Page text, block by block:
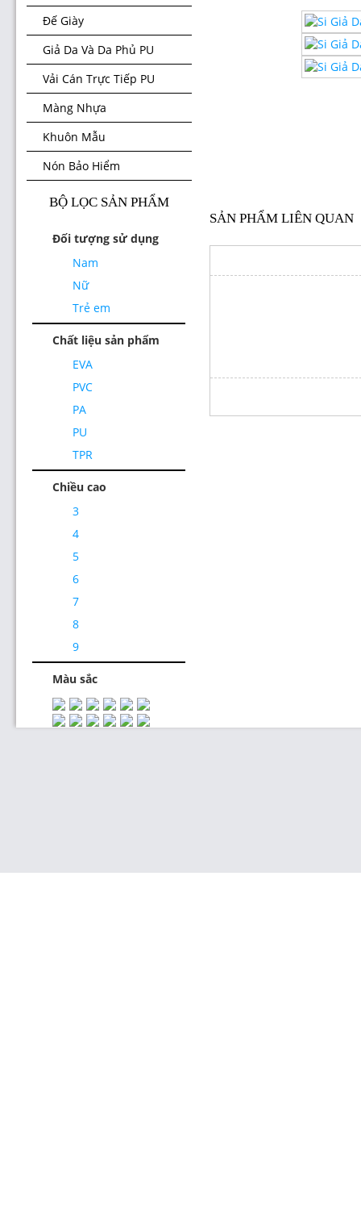
Đế Giày
Giả Da Và Da Phủ PU
Vải Cán Trực Tiếp PU
Màng Nhựa
Khuôn Mẫu
Nón Bảo Hiểm
BỘ LỌC SẢN PHẨM
Đối tượng sử dụng
Nam
Nữ
Trẻ em
Chất liệu sản phẩm
EVA
PVC
PA
PU
TPR
Chiều cao
3
4
5
6
7
8
9
Màu sắc
SẢN PHẨM LIÊN QUAN
Thiết Kế Website